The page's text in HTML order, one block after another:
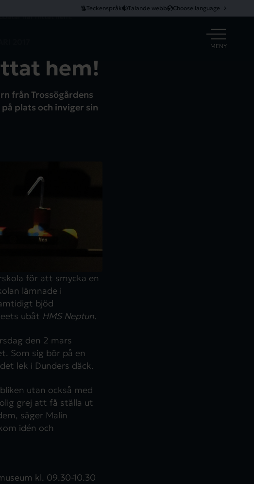
Teckenspråk Talande webb Choose language
ÖPPNA
MENY
har hittat hem!
2017
hem!
från Trossögårdens
plats och inviger sin
för att smycka en
lämnade i
bjöd
ubåt HMS Neptun.
den 2 mars
Som sig bör på en
lek i Dunders däck.
utan också med
grej att få ställa ut
säger Malin
idén och
kl. 09.30-10.30